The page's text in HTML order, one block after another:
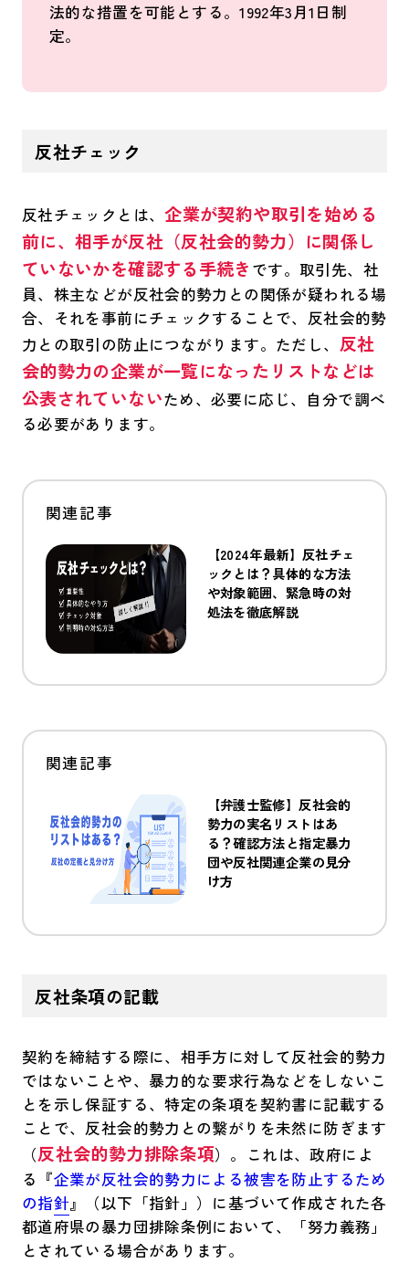
法的な措置を可能とする。1992年3月1日制
定。
反社チェック
反社チェックとは、企業が契約や取引を始める
前に、相手が反社（反社会的勢力）に関係し
ていないかを確認する手続き です。取引先、社
員、株主などが反社会的勢力との関係が疑われる場
合、それを事前にチェックすることで、反社会的勢
力との取引の防止につながります。ただし、 反社
会的勢力の企業が一覧になったリストなどは
公表されていないため、必要に応じ、自分で調べ
る必要があります。
【2024年最新】反社チェ
ックとは？具体的な方法
や対象範囲、緊急時の対
処法を徹底解説
【弁護士監修】反社会的
勢力の実名リストはあ
る？確認方法と指定暴力
団や反社関連企業の見分
け方
反社条項の記載
契約を締結する際に、相手方に対して反社会的勢力
ではないことや、暴力的な要求行為などをしないこ
とを示し保証する、特定の条項を契約書に記載する
ことで、反社会的勢力との繋がりを未然に防ぎます
（反社会的勢力排除条項）。これは、政府によ
る『企業が反社会的勢力による被害を防止するため
の指針』（以下「指針」）に基づいて作成された各
都道府県の暴力団排除条例において、「努力義務」
とされている場合があります。